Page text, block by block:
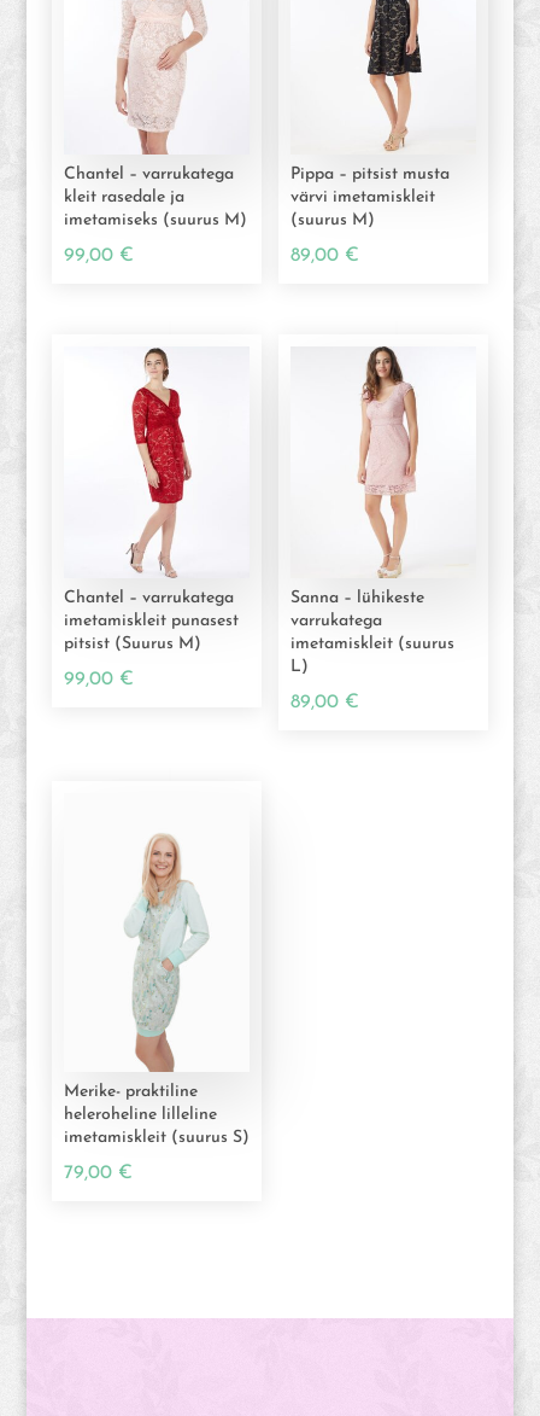
Chantel – varrukatega
kleit rasedale ja
imetamiseks (suurus M)
99,00 €
Pippa – pitsist musta
värvi imetamiskleit
(suurus M)
89,00 €
Chantel – varrukatega
imetamiskleit punasest
pitsist (Suurus M)
99,00 €
Sanna – lühikeste
varrukatega
imetamiskleit (suurus
L)
89,00 €
Merike- praktiline
heleroheline lilleline
imetamiskleit (suurus S)
79,00 €